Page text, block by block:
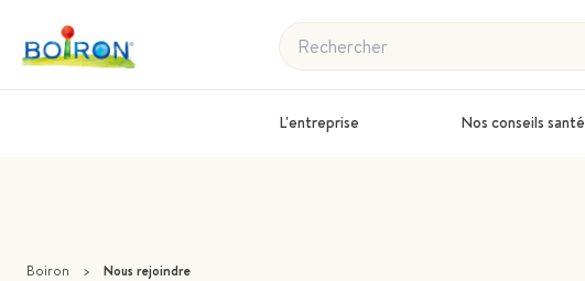
Rechercher
L'entreprise Nos conseils santé
Boiron > Nous rejoindre